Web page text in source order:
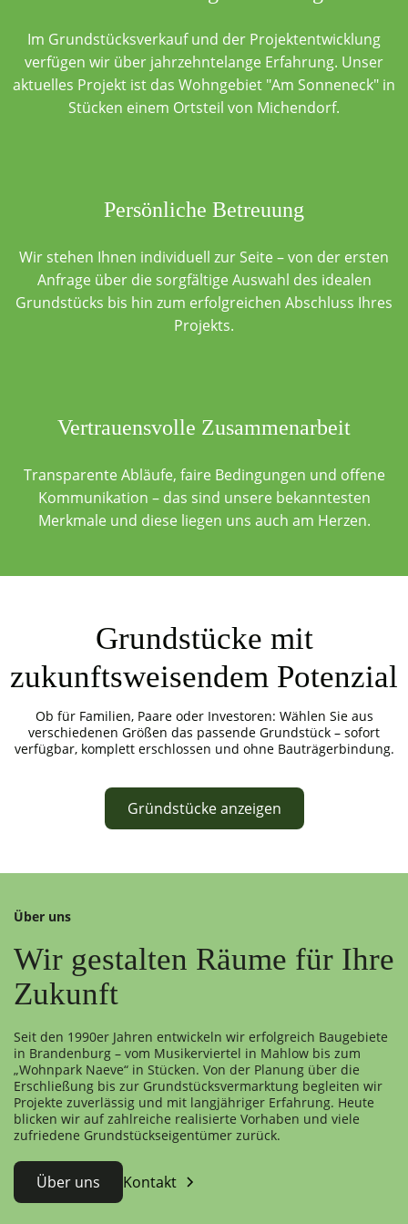
Im Grundstücksverkauf und der Projektentwicklung
verfügen wir über jahrzehntelange Erfahrung. Unser
aktuelles Projekt ist das Wohngebiet "Am Sonneneck" in
Stücken einem Ortsteil von Michendorf.
Persönliche Betreuung
Wir stehen Ihnen individuell zur Seite – von der ersten
Anfrage über die sorgfältige Auswahl des idealen
Grundstücks bis hin zum erfolgreichen Abschluss Ihres
Projekts.
Vertrauensvolle Zusammenarbeit
Transparente Abläufe, faire Bedingungen und offene
Kommunikation – das sind unsere bekanntesten
Merkmale und diese liegen uns auch am Herzen.
Grundstücke mit
zukunftsweisendem Potenzial
Ob für Familien, Paare oder Investoren: Wählen Sie aus
verschiedenen Größen das passende Grundstück – sofort
verfügbar, komplett erschlossen und ohne Bauträgerbindung.
Gründstücke anzeigen
Über uns
Wir gestalten Räume für Ihre
Zukunft
Seit den 1990er Jahren entwickeln wir erfolgreich Baugebiete
in Brandenburg – vom Musikerviertel in Mahlow bis zum
„Wohnpark Naeve“ in Stücken. Von der Planung über die
Erschließung bis zur Grundstücksvermarktung begleiten wir
Projekte zuverlässig und mit langjähriger Erfahrung. Heute
blicken wir auf zahlreiche realisierte Vorhaben und viele
zufriedene Grundstückseigentümer zurück.
Über uns Kontakt